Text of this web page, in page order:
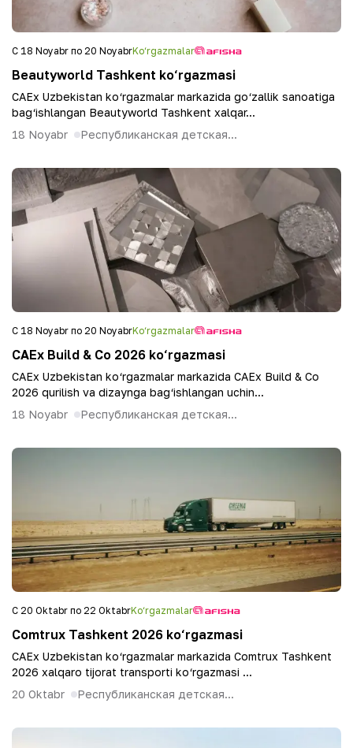
С 18 Noyabr по 20 NoyabrKo‘rgazmalar
Beautyworld Tashkent ko‘rgazmasi
CAEx Uzbekistan ko‘rgazmalar markazida go‘zallik sanoatiga
bag‘ishlangan Beautyworld Tashkent xalqar...
18 Noyabr
Республиканская детская...
С 18 Noyabr по 20 NoyabrKo‘rgazmalar
CAEx Build & Co 2026 ko‘rgazmasi
CAEx Uzbekistan ko‘rgazmalar markazida CAEx Build & Co
2026 qurilish va dizaynga bag‘ishlangan uchin...
18 Noyabr
Республиканская детская...
С 20 Oktabr по 22 OktabrKo‘rgazmalar
Comtrux Tashkent 2026 ko‘rgazmasi
CAEx Uzbekistan ko‘rgazmalar markazida Comtrux Tashkent
2026 xalqaro tijorat transporti ko‘rgazmasi ...
20 Oktabr
Республиканская детская...